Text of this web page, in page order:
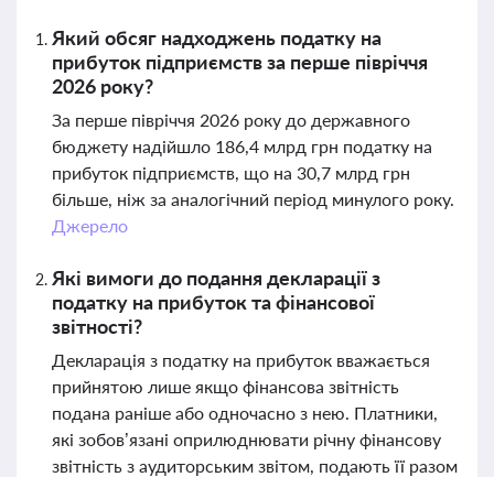
Який обсяг надходжень податку на
прибуток підприємств за перше півріччя
2026 року?
За перше півріччя 2026 року до державного
бюджету надійшло 186,4 млрд грн податку на
прибуток підприємств, що на 30,7 млрд грн
більше, ніж за аналогічний період минулого року.
Джерело
Які вимоги до подання декларації з
податку на прибуток та фінансової
звітності?
Декларація з податку на прибуток вважається
прийнятою лише якщо фінансова звітність
подана раніше або одночасно з нею. Платники,
які зобов’язані оприлюднювати річну фінансову
звітність з аудиторським звітом, подають її разом